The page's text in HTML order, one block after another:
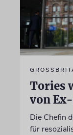
Tories
von
Die Chefin
für